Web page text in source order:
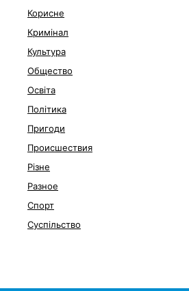
Корисне
Кримінал
Культура
Общество
Освіта
Політика
Пригоди
Происшествия
Різне
Разное
Спорт
Суспільство